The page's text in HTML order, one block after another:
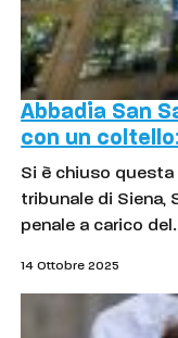
Abbadia San
con un
Si è chiuso
tribunale di Siena,
penale a carico
14 Ottobre 2025